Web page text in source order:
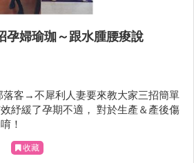
孕婦瑜珈～跟水腫腰痠說
落客→不犀利人妻要來教大家三招簡單
紓緩了孕期不適， 對於生產＆產後傷
！
收藏